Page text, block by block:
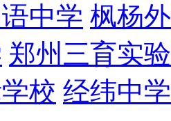
中学 枫杨
郑州三育实
校 经纬中学